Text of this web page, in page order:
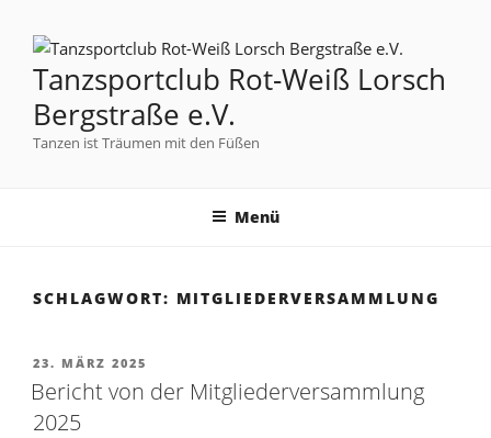
Tanzsportclub Rot-Weiß Lorsch
Bergstraße e.V.
Tanzen ist Träumen mit den Füßen
Menü
SCHLAGWORT: MITGLIEDERVERSAMMLUNG
23. MÄRZ 2025
Bericht von der Mitgliederversammlung
2025